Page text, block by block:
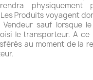
physiquement
Produits voyagent
sauf lorsque
le transporteur. A
au moment de la